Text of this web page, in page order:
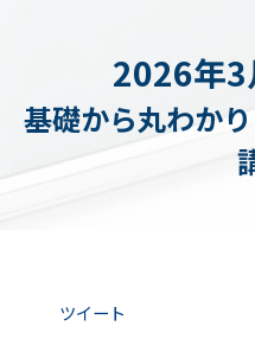
2026年3
基礎から丸わか
ツイート